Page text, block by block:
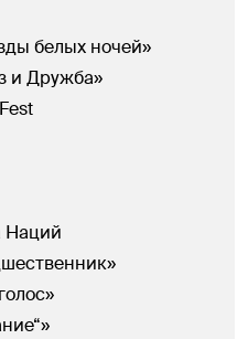
белых ночей»
и Дружба»
Наций